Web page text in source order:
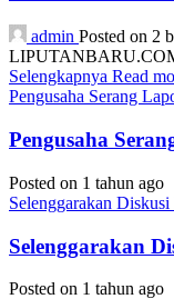
admin Posted on 2
LIPUTANBARU.COM,
Selengkapnya Read
Pengusaha Serang
Pengusaha
Posted on 1 tahun ago
Selenggarakan
Selenggarakan
Posted on 1 tahun ago